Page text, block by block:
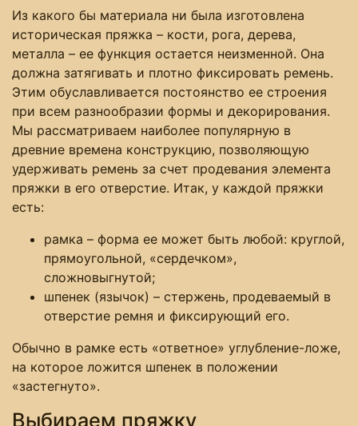
Из какого бы материала ни была изготовлена
историческая пряжка – кости, рога, дерева,
металла – ее функция остается неизменной. Она
должна затягивать и плотно фиксировать ремень.
Этим обуславливается постоянство ее строения
при всем разнообразии формы и декорирования.
Мы рассматриваем наиболее популярную в
древние времена конструкцию, позволяющую
удерживать ремень за счет продевания элемента
пряжки в его отверстие. Итак, у каждой пряжки
есть:
рамка – форма ее может быть любой: круглой,
прямоугольной, «сердечком»,
сложновыгнутой;
шпенек (язычок) – стержень, продеваемый в
отверстие ремня и фиксирующий его.
Обычно в рамке есть «ответное» углубление-ложе,
на которое ложится шпенек в положении
«застегнуто».
Выбираем пряжку